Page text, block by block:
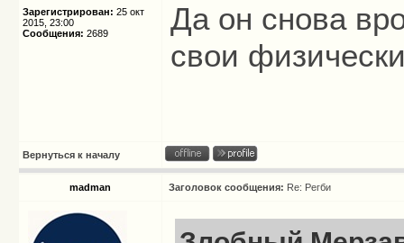
Зарегистрирован: 25 окт
2015, 23:00
Сообщения: 2689
Да он снова
свои
Вернуться к началу
madman Заголовок сообщения: Re: Регби